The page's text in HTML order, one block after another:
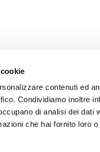
contenuti ed
Condividiamo inoltre
di analisi dei dati
che hai fornito loro